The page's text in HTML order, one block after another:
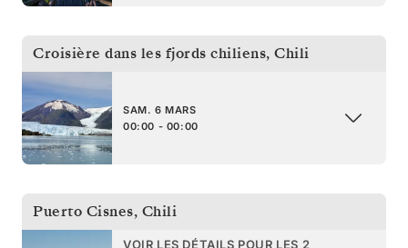
Croisière dans les fjords chiliens, Chili
SAM. 6 MARS
00:00 - 00:00
Puerto Cisnes, Chili
VOIR LES DÉTAILS POUR LES 2